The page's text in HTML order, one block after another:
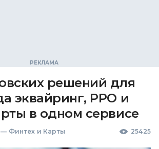
решений для
эквайринг, РРО и
в одном сервисе
— Финтех и Карты 25425